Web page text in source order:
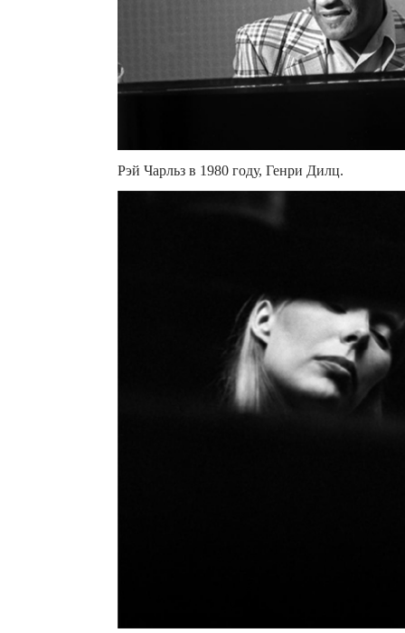
Рэй Чарльз в 1980 году, Генри Дилц.